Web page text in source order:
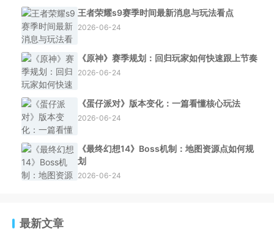
王者荣耀s9赛季时间最新消息与玩法看点
2026-06-24
《原神》赛季规划：回归玩家如何快速跟上节奏
2026-06-24
《蛋仔派对》版本变化：一篇看懂核心玩法
2026-06-24
《最终幻想14》Boss机制：地图资源点如何规
划
2026-06-24
最新文章